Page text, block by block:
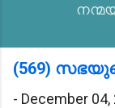
(569)
- December 04,